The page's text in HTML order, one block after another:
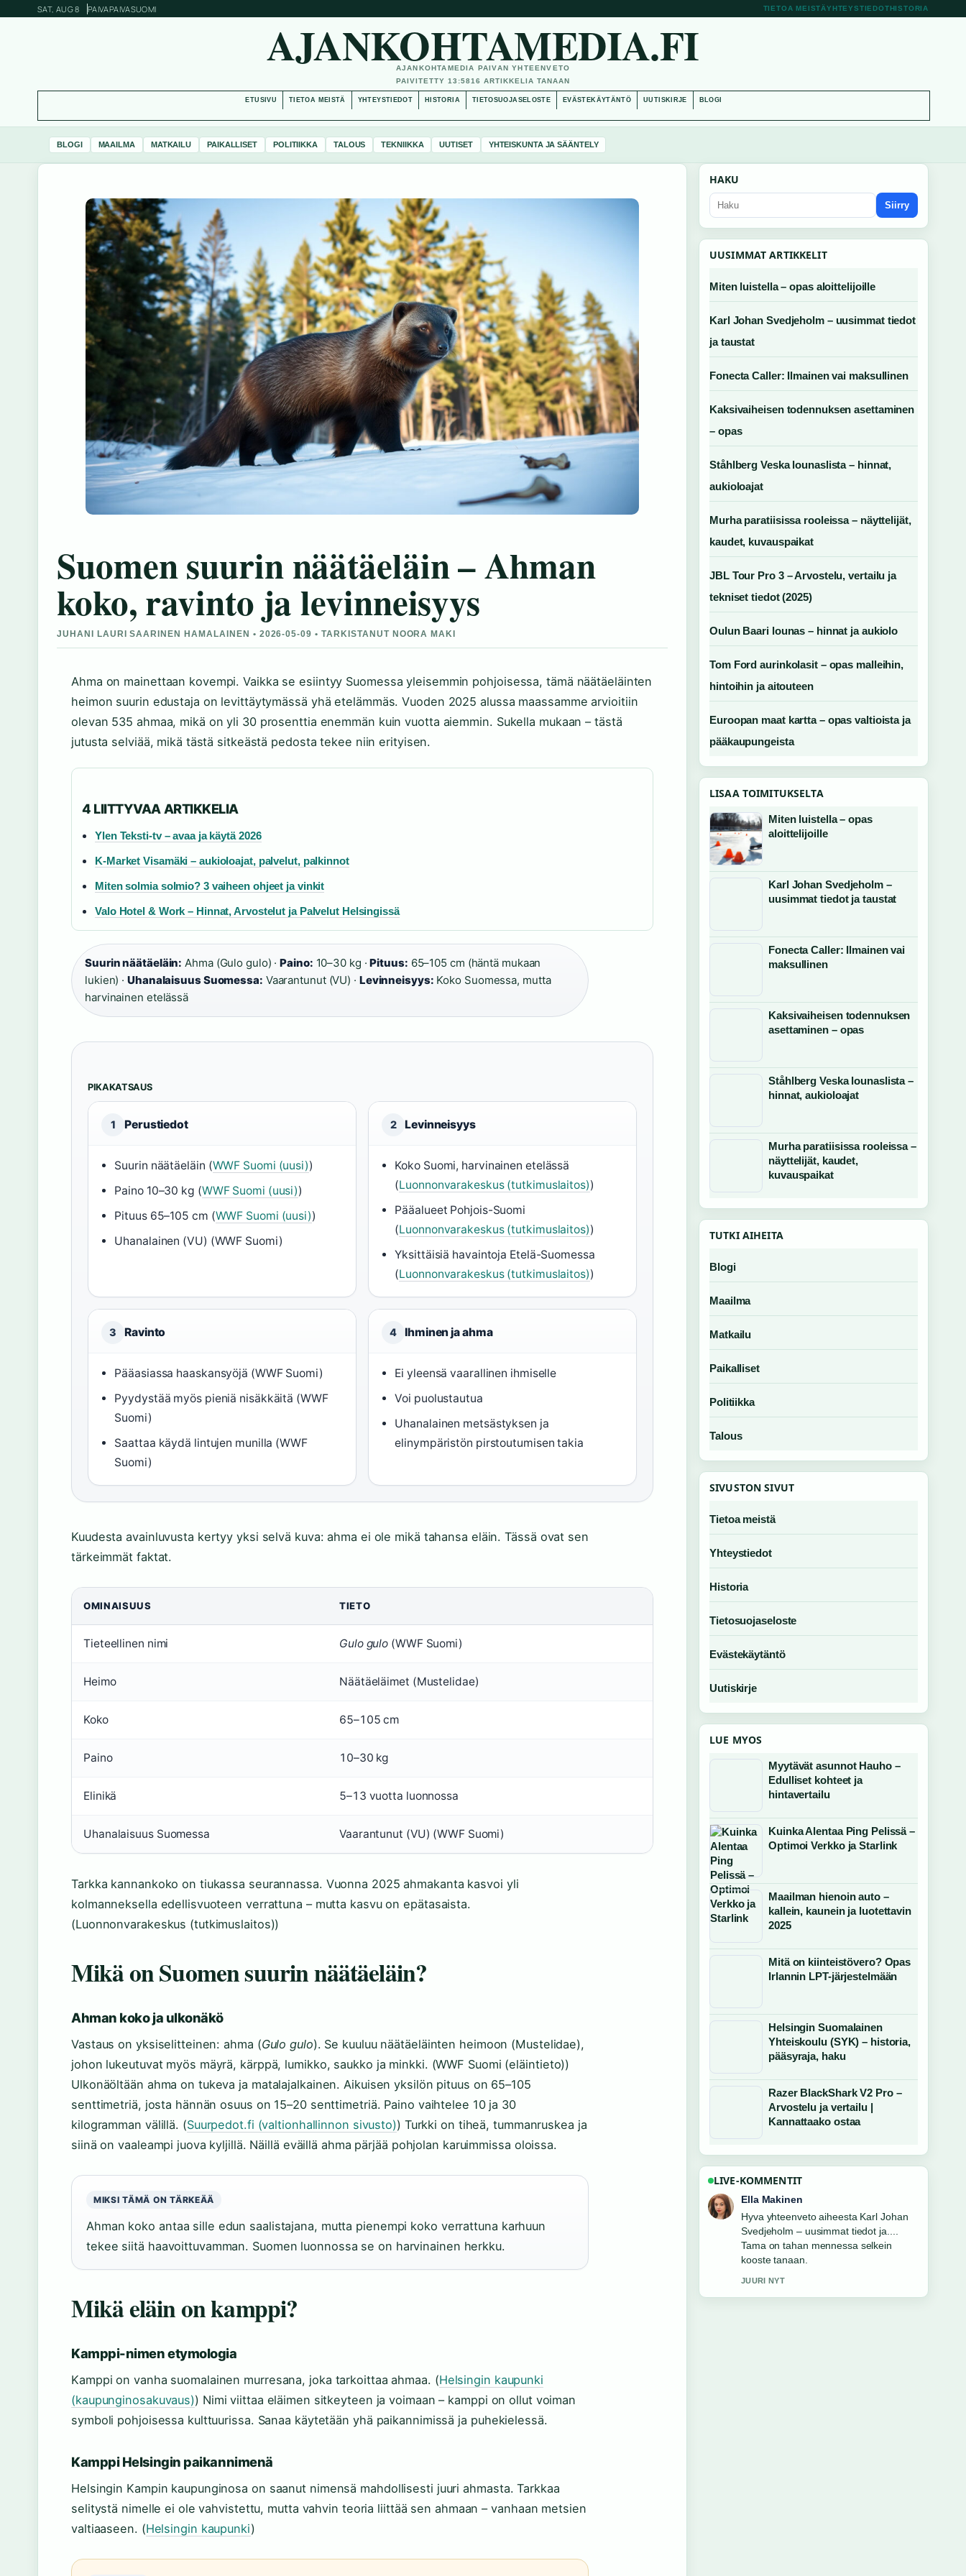
SAT, AUG 8 PAIVAPAIVASUOMI TIETOA MEISTÄYHTEYSTIEDOTHISTORIA
AJANKOHTAMEDIA.FI
AJANKOHTAMEDIA PAIVAN YHTEENVETO
PAIVITETTY 13:5816 ARTIKKELIA TANAAN
ETUSIVU TIETOA MEISTÄ YHTEYSTIEDOT HISTORIA TIETOSUOJASELOSTE EVÄSTEKÄYTÄNTÖ UUTISKIRJE BLOGI
BLOGI MAAILMA MATKAILU PAIKALLISET POLITIIKKA TALOUS TEKNIIKKA UUTISET YHTEISKUNTA JA SÄÄNTELY
Suomen suurin näätäeläin – Ahman
koko, ravinto ja levinneisyys
JUHANI LAURI SAARINEN HAMALAINEN • 2026-05-09 • TARKISTANUT NOORA MAKI
Ahma on mainettaan kovempi. Vaikka se esiintyy Suomessa yleisemmin pohjoisessa, tämä näätäeläinten
heimon suurin edustaja on levittäytymässä yhä etelämmäs. Vuoden 2025 alussa maassamme arvioitiin
olevan 535 ahmaa, mikä on yli 30 prosenttia enemmän kuin vuotta aiemmin. Sukella mukaan – tästä
jutusta selviää, mikä tästä sitkeästä pedosta tekee niin erityisen.
4 LIITTYVAA ARTIKKELIA
Ylen Teksti-tv – avaa ja käytä 2026
K-Market Visamäki – aukioloajat, palvelut, palkinnot
Miten solmia solmio? 3 vaiheen ohjeet ja vinkit
Valo Hotel & Work – Hinnat, Arvostelut ja Palvelut Helsingissä
Suurin näätäeläin: Ahma (Gulo gulo) ·Paino: 10–30 kg ·Pituus: 65–105 cm (häntä mukaan
lukien) ·Uhanalaisuus Suomessa: Vaarantunut (VU) · Levinneisyys: Koko Suomessa, mutta
harvinainen etelässä
PIKAKATSAUS
1 Perustiedot
Suurin näätäeläin (WWF Suomi (uusi))
Paino 10–30 kg (WWF Suomi (uusi))
Pituus 65–105 cm (WWF Suomi (uusi))
Uhanalainen (VU) (WWF Suomi)
2 Levinneisyys
Koko Suomi, harvinainen etelässä
(Luonnonvarakeskus (tutkimuslaitos))
Pääalueet Pohjois-Suomi
(Luonnonvarakeskus (tutkimuslaitos))
Yksittäisiä havaintoja Etelä-Suomessa
(Luonnonvarakeskus (tutkimuslaitos))
3 Ravinto
Pääasiassa haaskansyöjä (WWF Suomi)
Pyydystää myös pieniä nisäkkäitä (WWF
Suomi)
Saattaa käydä lintujen munilla (WWF
Suomi)
4 Ihminen ja ahma
Ei yleensä vaarallinen ihmiselle
Voi puolustautua
Uhanalainen metsästyksen ja
elinympäristön pirstoutumisen takia
Kuudesta avainluvusta kertyy yksi selvä kuva: ahma ei ole mikä tahansa eläin. Tässä ovat sen
tärkeimmät faktat.
OMINAISUUS TIETO
Tieteellinen nimi Gulo gulo (WWF Suomi)
Heimo Näätäeläimet (Mustelidae)
Koko 65–105 cm
Paino 10–30 kg
Elinikä 5–13 vuotta luonnossa
Uhanalaisuus Suomessa Vaarantunut (VU) (WWF Suomi)
Tarkka kannankoko on tiukassa seurannassa. Vuonna 2025 ahmakanta kasvoi yli
kolmanneksella edellisvuoteen verrattuna – mutta kasvu on epätasaista.
(Luonnonvarakeskus (tutkimuslaitos))
Mikä on Suomen suurin näätäeläin?
Ahman koko ja ulkonäkö
Vastaus on yksiselitteinen: ahma (Gulo gulo). Se kuuluu näätäeläinten heimoon (Mustelidae),
johon lukeutuvat myös mäyrä, kärppä, lumikko, saukko ja minkki. (WWF Suomi (eläintieto))
Ulkonäöltään ahma on tukeva ja matalajalkainen. Aikuisen yksilön pituus on 65–105
senttimetriä, josta hännän osuus on 15–20 senttimetriä. Paino vaihtelee 10 ja 30
kilogramman välillä. (Suurpedot.fi (valtionhallinnon sivusto)) Turkki on tiheä, tummanruskea ja
siinä on vaaleampi juova kyljillä. Näillä eväillä ahma pärjää pohjolan karuimmissa oloissa.
MIKSI TÄMÄ ON TÄRKEÄÄ
Ahman koko antaa sille edun saalistajana, mutta pienempi koko verrattuna karhuun
tekee siitä haavoittuvamman. Suomen luonnossa se on harvinainen herkku.
Mikä eläin on kamppi?
Kamppi-nimen etymologia
Kamppi on vanha suomalainen murresana, joka tarkoittaa ahmaa. (Helsingin kaupunki
(kaupunginosakuvaus)) Nimi viittaa eläimen sitkeyteen ja voimaan – kamppi on ollut voiman
symboli pohjoisessa kulttuurissa. Sanaa käytetään yhä paikannimissä ja puhekielessä.
Kamppi Helsingin paikannimenä
Helsingin Kampin kaupunginosa on saanut nimensä mahdollisesti juuri ahmasta. Tarkkaa
selitystä nimelle ei ole vahvistettu, mutta vahvin teoria liittää sen ahmaan – vanhaan metsien
valtiaaseen. (Helsingin kaupunki)
HAKU
Siirry
UUSIMMAT ARTIKKELIT
Miten luistella – opas aloittelijoille
Karl Johan Svedjeholm – uusimmat tiedot
ja taustat
Fonecta Caller: Ilmainen vai maksullinen
Kaksivaiheisen todennuksen asettaminen
– opas
Ståhlberg Veska lounaslista – hinnat,
aukioloajat
Murha paratiisissa rooleissa – näyttelijät,
kaudet, kuvauspaikat
JBL Tour Pro 3 – Arvostelu, vertailu ja
tekniset tiedot (2025)
Oulun Baari lounas – hinnat ja aukiolo
Tom Ford aurinkolasit – opas malleihin,
hintoihin ja aitouteen
Euroopan maat kartta – opas valtioista ja
pääkaupungeista
LISAA TOIMITUKSELTA
Miten luistella – opas
aloittelijoille
Karl Johan Svedjeholm –
uusimmat tiedot ja taustat
Fonecta Caller: Ilmainen vai
maksullinen
Kaksivaiheisen todennuksen
asettaminen – opas
Ståhlberg Veska lounaslista –
hinnat, aukioloajat
Murha paratiisissa rooleissa –
näyttelijät, kaudet,
kuvauspaikat
TUTKI AIHEITA
Blogi
Maailma
Matkailu
Paikalliset
Politiikka
Talous
SIVUSTON SIVUT
Tietoa meistä
Yhteystiedot
Historia
Tietosuojaseloste
Evästekäytäntö
Uutiskirje
LUE MYOS
Myytävät asunnot Hauho –
Edulliset kohteet ja
hintavertailu
Kuinka Alentaa Ping Pelissä –
Optimoi Verkko ja Starlink
Maailman hienoin auto –
kallein, kaunein ja luotettavin
2025
Mitä on kiinteistövero? Opas
Irlannin LPT-järjestelmään
Helsingin Suomalainen
Yhteiskoulu (SYK) – historia,
pääsyraja, haku
Razer BlackShark V2 Pro –
Arvostelu ja vertailu |
Kannattaako ostaa
LIVE-KOMMENTIT
Joonas Kallio
Seuraan Fonecta Caller: Ilmainen vai
maksullinen-lahetysta tarkasti –
arvostan tasapainoista savyja.
3 MIN SITTEN